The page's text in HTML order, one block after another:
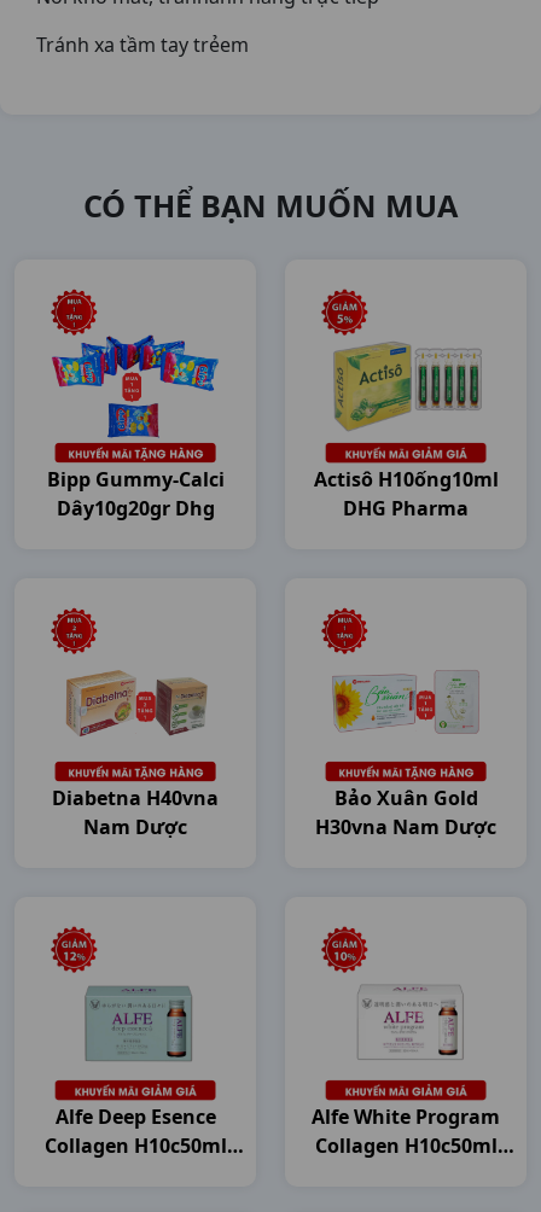
Tránh xa tầm tay trẻem
CÓ THỂ BẠN MUỐN MUA
Bipp Gummy-Calci
Dây10g20gr Dhg
Actisô H10ống10ml
DHG Pharma
Diabetna H40vna
Nam Dược
Bảo Xuân Gold
H30vna Nam Dược
Alfe Deep Esence
Collagen H10c50ml
Alfe White Program
Collagen H10c50ml